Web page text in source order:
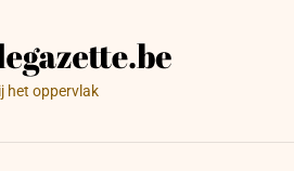
het oppervlak